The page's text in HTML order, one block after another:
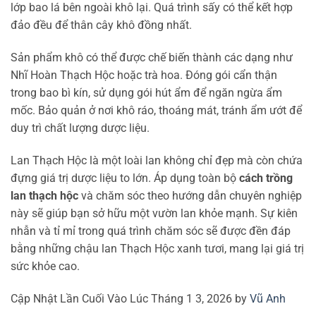
lớp bao lá bên ngoài khô lại. Quá trình sấy có thể kết hợp
đảo đều để thân cây khô đồng nhất.
Sản phẩm khô có thể được chế biến thành các dạng như
Nhĩ Hoàn Thạch Hộc hoặc trà hoa. Đóng gói cẩn thận
trong bao bì kín, sử dụng gói hút ẩm để ngăn ngừa ẩm
mốc. Bảo quản ở nơi khô ráo, thoáng mát, tránh ẩm ướt để
duy trì chất lượng dược liệu.
Lan Thạch Hộc là một loài lan không chỉ đẹp mà còn chứa
đựng giá trị dược liệu to lớn. Áp dụng toàn bộ cách trồng
lan thạch hộc và chăm sóc theo hướng dẫn chuyên nghiệp
này sẽ giúp bạn sở hữu một vườn lan khỏe mạnh. Sự kiên
nhẫn và tỉ mỉ trong quá trình chăm sóc sẽ được đền đáp
bằng những chậu lan Thạch Hộc xanh tươi, mang lại giá trị
sức khỏe cao.
Cập Nhật Lần Cuối Vào Lúc Tháng 1 3, 2026 by Vũ Anh